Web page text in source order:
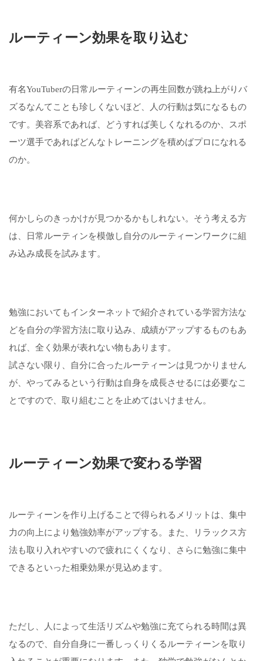
ルーティーン効果を取り込む
有名YouTuberの日常ルーティーンの再生回数が跳ね上がりバ
ズるなんてことも珍しくないほど、人の行動は気になるもの
です。美容系であれば、どうすれば美しくなれるのか、スポ
ーツ選手であればどんなトレーニングを積めばプロになれる
のか。
何かしらのきっかけが見つかるかもしれない。そう考える方
は、日常ルーティンを模倣し自分のルーティーンワークに組
み込み成長を試みます。
勉強においてもインターネットで紹介されている学習方法な
どを自分の学習方法に取り込み、成績がアップするものもあ
れば、全く効果が表れない物もあります。
試さない限り、自分に合ったルーティーンは見つかりません
が、やってみるという行動は自身を成長させるには必要なこ
とですので、取り組むことを止めてはいけません。
ルーティーン効果で変わる学習
ルーティーンを作り上げることで得られるメリットは、集中
力の向上により勉強効率がアップする。また、リラックス方
法も取り入れやすいので疲れにくくなり、さらに勉強に集中
できるといった相乗効果が見込めます。
ただし、人によって生活リズムや勉強に充てられる時間は異
なるので、自分自身に一番しっくりくるルーティーンを取り